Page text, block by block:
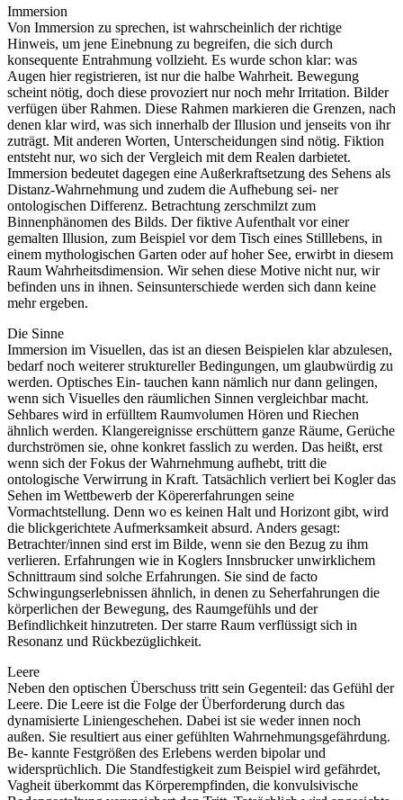
Immersion
Von Immersion zu sprechen, ist wahrscheinlich der richtige
Hinweis, um jene Einebnung zu begreifen, die sich durch
konsequente Entrahmung vollzieht. Es wurde schon klar: was
Augen hier registrieren, ist nur die halbe Wahrheit. Bewegung
scheint nötig, doch diese provoziert nur noch mehr Irritation. Bilder
verfügen über Rahmen. Diese Rahmen markieren die Grenzen, nach
denen klar wird, was sich innerhalb der Illusion und jenseits von ihr
zuträgt. Mit anderen Worten, Unterscheidungen sind nötig. Fiktion
entsteht nur, wo sich der Vergleich mit dem Realen darbietet.
Immersion bedeutet dagegen eine Außerkraftsetzung des Sehens als
Distanz-Wahrnehmung und zudem die Aufhebung sei- ner
ontologischen Differenz. Betrachtung zerschmilzt zum
Binnenphänomen des Bilds. Der fiktive Aufenthalt vor einer
gemalten Illusion, zum Beispiel vor dem Tisch eines Stilllebens, in
einem mythologischen Garten oder auf hoher See, erwirbt in diesem
Raum Wahrheitsdimension. Wir sehen diese Motive nicht nur, wir
befinden uns in ihnen. Seinsunterschiede werden sich dann keine
mehr ergeben.
Die Sinne
Immersion im Visuellen, das ist an diesen Beispielen klar abzulesen,
bedarf noch weiterer struktureller Bedingungen, um glaubwürdig zu
werden. Optisches Ein- tauchen kann nämlich nur dann gelingen,
wenn sich Visuelles den räumlichen Sinnen vergleichbar macht.
Sehbares wird in erfülltem Raumvolumen Hören und Riechen
ähnlich werden. Klangereignisse erschüttern ganze Räume, Gerüche
durchströmen sie, ohne konkret fasslich zu werden. Das heißt, erst
wenn sich der Fokus der Wahrnehmung aufhebt, tritt die
ontologische Verwirrung in Kraft. Tatsächlich verliert bei Kogler das
Sehen im Wettbewerb der Köpererfahrungen seine
Vormachtstellung. Denn wo es keinen Halt und Horizont gibt, wird
die blickgerichtete Aufmerksamkeit absurd. Anders gesagt:
Betrachter/innen sind erst im Bilde, wenn sie den Bezug zu ihm
verlieren. Erfahrungen wie in Koglers Innsbrucker unwirklichem
Schnittraum sind solche Erfahrungen. Sie sind de facto
Schwingungserlebnissen ähnlich, in denen zu Seherfahrungen die
körperlichen der Bewegung, des Raumgefühls und der
Befindlichkeit hinzutreten. Der starre Raum verflüssigt sich in
Resonanz und Rückbezüglichkeit.
Leere
Neben den optischen Überschuss tritt sein Gegenteil: das Gefühl der
Leere. Die Leere ist die Folge der Überforderung durch das
dynamisierte Liniengeschehen. Dabei ist sie weder innen noch
außen. Sie resultiert aus einer gefühlten Wahrnehmungsgefährdung.
Be- kannte Festgrößen des Erlebens werden bipolar und
widersprüchlich. Die Standfestigkeit zum Beispiel wird gefährdet,
Vagheit überkommt das Körperempfinden, die konvulsivische